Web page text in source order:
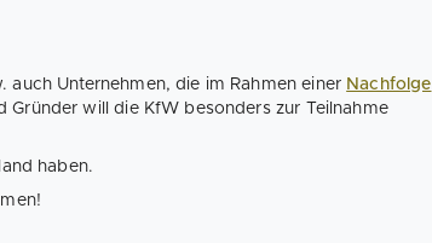
auch Unternehmen, die im Rahmen einer Nachfolge
will die KfW besonders zur Teilnahme
haben.